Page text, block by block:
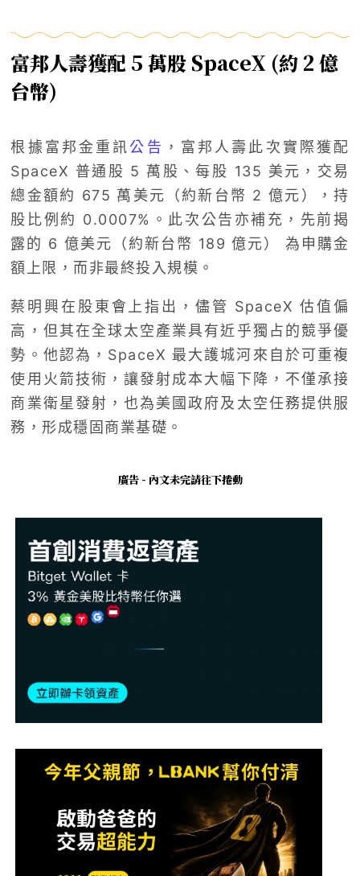
富邦人壽獲配 5 萬股 SpaceX (約 2 億
台幣)
根據富邦金重訊公告 ，富邦人壽此次實際獲配
SpaceX 普通股 5 萬股、每股 135 美元，交易
總金額約 675 萬美元（約新台幣 2 億元），持
股比例約 0.0007%。此次公告亦補充，先前揭
露的 6 億美元（約新台幣 189 億元） 為申購金
額上限，而非最終投入規模。
蔡明興在股東會上指出，儘管 SpaceX 估值偏
高，但其在全球太空產業具有近乎獨占的競爭優
勢。他認為，SpaceX 最大護城河來自於可重複
使用火箭技術，讓發射成本大幅下降，不僅承接
商業衛星發射，也為美國政府及太空任務提供服
務，形成穩固商業基礎。
廣告 - 內文未完請往下捲動